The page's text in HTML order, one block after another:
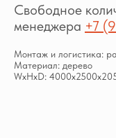
Свободное
менеджера +7
Монтаж и логистика:
Материал: дерево
WxHxD: